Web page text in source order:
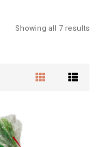
Showing all 7 results